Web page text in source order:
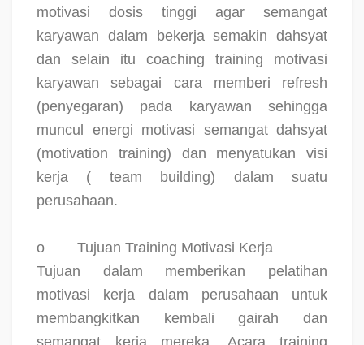
motivasi dosis tinggi agar semangat
karyawan dalam bekerja semakin dahsyat
dan selain itu coaching training motivasi
karyawan sebagai cara memberi refresh
(penyegaran) pada karyawan sehingga
muncul energi motivasi semangat dahsyat
(motivation training) dan menyatukan visi
kerja ( team building) dalam suatu
perusahaan.
o
Tujuan Training Motivasi Kerja
Tujuan dalam memberikan pelatihan
motivasi kerja dalam perusahaan untuk
membangkitkan kembali gairah dan
semangat kerja mereka. Acara training